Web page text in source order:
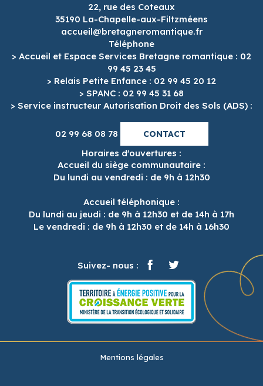
22, rue des Coteaux
35190 La-Chapelle-aux-Filtzméens
accueil@bretagneromantique.fr
Téléphone
> Accueil et Espace Services Bretagne romantique : 02
99 45 23 45
> Relais Petite Enfance : 02 99 45 20 12
> SPANC : 02 99 45 31 68
> Service instructeur Autorisation Droit des Sols (ADS) :
02 99 68 08 78 CONTACT
Horaires d'ouvertures :
Accueil du siège communautaire :
Du lundi au vendredi : de 9h à 12h30
Accueil téléphonique :
Du lundi au jeudi : de 9h à 12h30 et de 14h à 17h
Le vendredi : de 9h à 12h30 et de 14h à 16h30
Suivez- nous :
Mentions légales